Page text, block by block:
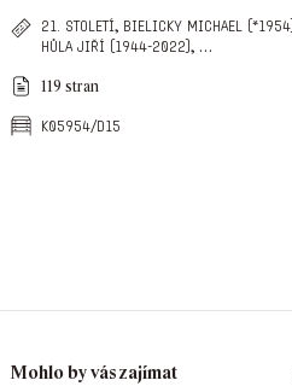
21. století, bielicky michael (*1954)
hůla jiří (1944-2022) , …
119 stran
k05954/d15
Mohlo by vás zajímat